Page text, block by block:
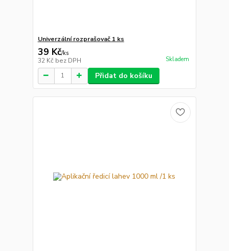
Univerzální rozprašovač 1 ks
39 Kč/ks
32 Kč bez DPH Skladem
Přidat do košíku